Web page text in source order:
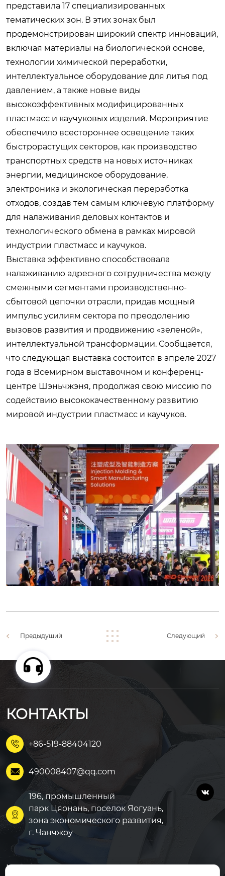
представила 17 специализированных
тематических зон. В этих зонах был
продемонстрирован широкий спектр инноваций,
включая материалы на биологической основе,
технологии химической переработки,
интеллектуальное оборудование для литья под
давлением, а также новые виды
высокоэффективных модифицированных
пластмасс и каучуковых изделий. Мероприятие
обеспечило всестороннее освещение таких
быстрорастущих секторов, как производство
транспортных средств на новых источниках
энергии, медицинское оборудование,
электроника и экологическая переработка
отходов, создав тем самым ключевую платформу
для налаживания деловых контактов и
технологического обмена в рамках мировой
индустрии пластмасс и каучуков.
Выставка эффективно способствовала
налаживанию адресного сотрудничества между
смежными сегментами производственно-
сбытовой цепочки отрасли, придав мощный
импульс усилиям сектора по преодолению
вызовов развития и продвижению «зеленой»,
интеллектуальной трансформации. Сообщается,
что следующая выставка состоится в апреле 2027
года в Всемирном выставочном и конференц-
центре Шэньчжэня, продолжая свою миссию по
содействию высококачественному развитию
мировой индустрии пластмасс и каучуков.
Предыдущий Следующий
КОНТАКТЫ
 +86-519-88404120
 490008407@qq.com

196, промышленный
парк Цяонань, поселок Яогуань,
зона экономического развития,
г. Чанчжоу

Модифицированный АБ
Главная